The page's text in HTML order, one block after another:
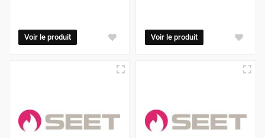
Voir le produit Voir le produit